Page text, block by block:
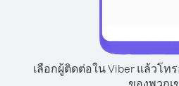
เลือกผู้ติดต่อใน Viber แล้วโ
ของพวกเ